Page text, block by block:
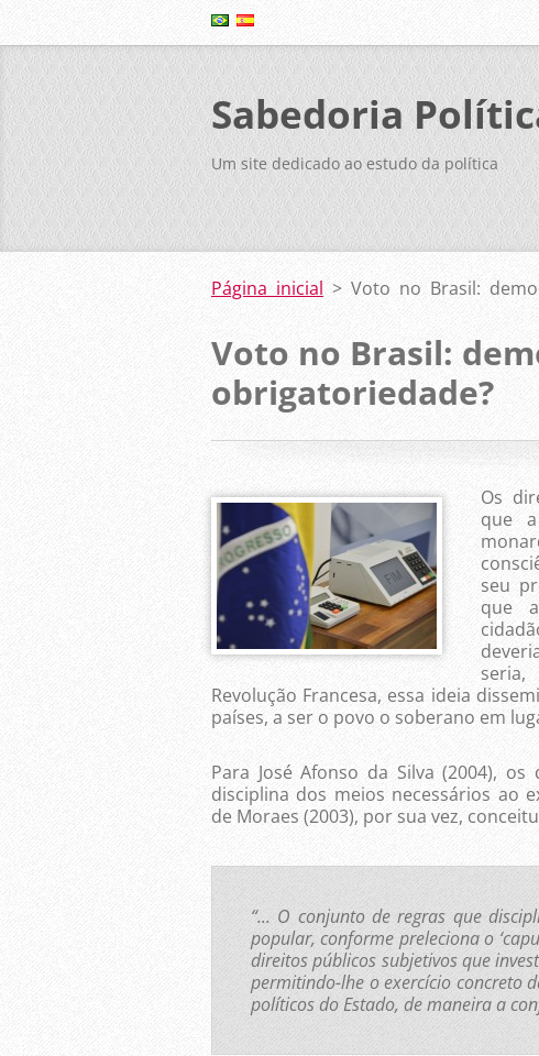
Sabedoria
Um site dedicado ao estudo da política
Página inicial > Voto no Brasil:
Voto no Brasil:
obrigatoriedade?
Os
que
seu
que
seria,
Revolução Francesa, essa ideia
países, a ser o povo o soberano em
Para José Afonso da Silva (2004),
disciplina dos meios necessários ao
de Moraes (2003), por sua vez,
“... O conjunto de regras que
popular, conforme preleciona o
direitos públicos subjetivos que
permitindo-lhe o exercício concreto
políticos do Estado, de maneira a